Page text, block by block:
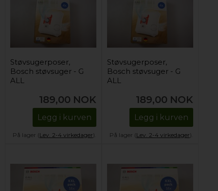
Støvsugerposer,
Bosch støvsuger - G
ALL
189,00 NOK
Legg i kurven
På lager (Lev. 2-4 virkedager).
Støvsugerposer,
Bosch støvsuger - G
ALL
189,00 NOK
Legg i kurven
På lager (Lev. 2-4 virkedager).